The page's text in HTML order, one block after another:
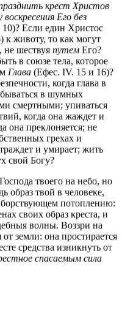
крест Христов
воскресения Его без
Если един Христос
к животу, то как могут
не шествуя путем Его?
в союзе тела, которое
Глава (Ефес. IV. 15 и 16)?
когда глава в
в шумных
смертными; упиваться
когда она жаждет и
она преклоняется; не
грехах и
и умирает; жить
свой Богу?
твоего на небо, но
твой в человеке,
потоплению:
своих образ креста, и
волны. Воззри на
земли: она простирается
средства изникнуть от
спасаемым сила